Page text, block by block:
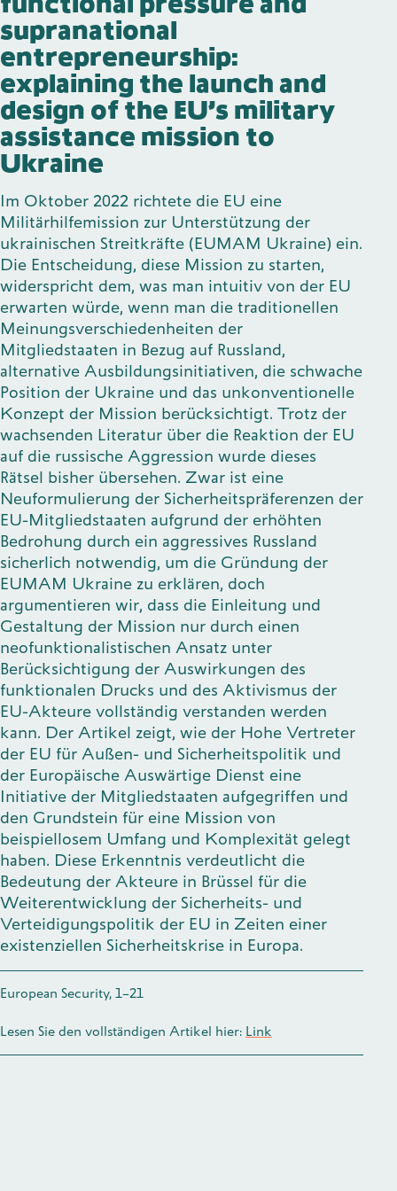
supranational
entrepreneurship:
explaining the launch and
design of the EU’s military
assistance mission to
Ukraine
Im Oktober 2022 richtete die EU eine
Militärhilfemission zur Unterstützung der
ukrainischen Streitkräfte (EUMAM Ukraine) ein.
Die Entscheidung, diese Mission zu starten,
widerspricht dem, was man intuitiv von der EU
erwarten würde, wenn man die traditionellen
Meinungsverschiedenheiten der
Mitgliedstaaten in Bezug auf Russland,
alternative Ausbildungsinitiativen, die schwache
Position der Ukraine und das unkonventionelle
Konzept der Mission berücksichtigt. Trotz der
wachsenden Literatur über die Reaktion der EU
auf die russische Aggression wurde dieses
Rätsel bisher übersehen. Zwar ist eine
Neuformulierung der Sicherheitspräferenzen der
EU-Mitgliedstaaten aufgrund der erhöhten
Bedrohung durch ein aggressives Russland
sicherlich notwendig, um die Gründung der
EUMAM Ukraine zu erklären, doch
argumentieren wir, dass die Einleitung und
Gestaltung der Mission nur durch einen
neofunktionalistischen Ansatz unter
Berücksichtigung der Auswirkungen des
funktionalen Drucks und des Aktivismus der
EU-Akteure vollständig verstanden werden
kann. Der Artikel zeigt, wie der Hohe Vertreter
der EU für Außen- und Sicherheitspolitik und
der Europäische Auswärtige Dienst eine
Initiative der Mitgliedstaaten aufgegriffen und
den Grundstein für eine Mission von
beispiellosem Umfang und Komplexität gelegt
haben. Diese Erkenntnis verdeutlicht die
Bedeutung der Akteure in Brüssel für die
Weiterentwicklung der Sicherheits- und
Verteidigungspolitik der EU in Zeiten einer
existenziellen Sicherheitskrise in Europa.
European Security, 1–21
Lesen Sie den vollständigen Artikel hier: Link